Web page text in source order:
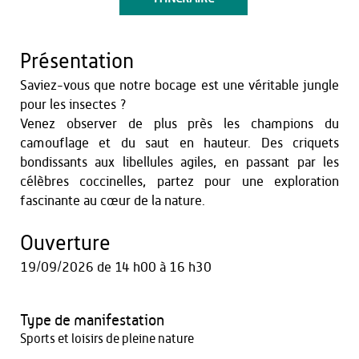
Présentation
Saviez-vous que notre bocage est une véritable jungle
pour les insectes ?
Venez observer de plus près les champions du
camouflage et du saut en hauteur. Des criquets
bondissants aux libellules agiles, en passant par les
célèbres coccinelles, partez pour une exploration
fascinante au cœur de la nature.
Ouverture
19/09/2026 de 14 h00 à 16 h30
Type de manifestation
Sports et loisirs de pleine nature